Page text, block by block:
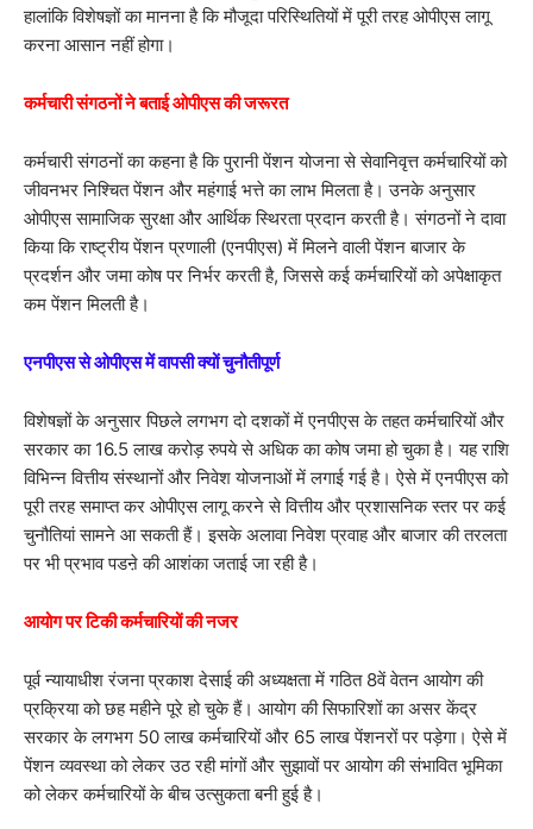
हालांकि विशेषज्ञों का मानना है कि मौजूदा परिस्थितियों में पूरी तरह ओपीएस लागू
करना आसान नहीं होगा।
कर्मचारी संगठनों ने बताई ओपीएस की जरूरत
कर्मचारी संगठनों का कहना है कि पुरानी पेंशन योजना से सेवानिवृत्त कर्मचारियों को
जीवनभर निश्चित पेंशन और महंगाई भत्ते का लाभ मिलता है। उनके अनुसार
ओपीएस सामाजिक सुरक्षा और आर्थिक स्थिरता प्रदान करती है। संगठनों ने दावा
किया कि राष्ट्रीय पेंशन प्रणाली (एनपीएस) में मिलने वाली पेंशन बाजार के
प्रदर्शन और जमा कोष पर निर्भर करती है, जिससे कई कर्मचारियों को अपेक्षाकृत
कम पेंशन मिलती है।
एनपीएस से ओपीएस में वापसी क्यों चुनौतीपूर्ण
विशेषज्ञों के अनुसार पिछले लगभग दो दशकों में एनपीएस के तहत कर्मचारियों और
सरकार का 16.5 लाख करोड़ रुपये से अधिक का कोष जमा हो चुका है। यह राशि
विभिन्न वित्तीय संस्थानों और निवेश योजनाओं में लगाई गई है। ऐसे में एनपीएस को
पूरी तरह समाप्त कर ओपीएस लागू करने से वित्तीय और प्रशासनिक स्तर पर कई
चुनौतियां सामने आ सकती हैं। इसके अलावा निवेश प्रवाह और बाजार की तरलता
पर भी प्रभाव पडऩे की आशंका जताई जा रही है।
आयोग पर टिकी कर्मचारियों की नजर
पूर्व न्यायाधीश रंजना प्रकाश देसाई की अध्यक्षता में गठित 8वें वेतन आयोग की
प्रक्रिया को छह महीने पूरे हो चुके हैं। आयोग की सिफारिशों का असर केंद्र
सरकार के लगभग 50 लाख कर्मचारियों और 65 लाख पेंशनरों पर पड़ेगा। ऐसे में
पेंशन व्यवस्था को लेकर उठ रही मांगों और सुझावों पर आयोग की संभावित भूमिका
को लेकर कर्मचारियों के बीच उत्सुकता बनी हुई है।